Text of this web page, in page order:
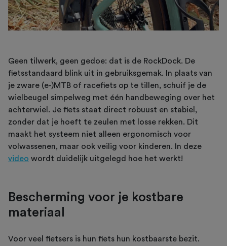
Geen tilwerk, geen gedoe: dat is de RockDock. De
fietsstandaard blink uit in gebruiksgemak. In plaats van
je zware (e-)MTB of racefiets op te tillen, schuif je de
wielbeugel simpelweg met één handbeweging over het
achterwiel. Je fiets staat direct robuust en stabiel,
zonder dat je hoeft te zeulen met losse rekken. Dit
maakt het systeem niet alleen ergonomisch voor
volwassenen, maar ook veilig voor kinderen. In deze
video wordt duidelijk uitgelegd hoe het werkt!
Bescherming voor je kostbare
materiaal
Voor veel fietsers is hun fiets hun kostbaarste bezit.